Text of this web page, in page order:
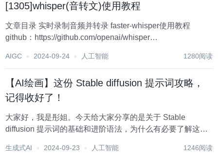
[1305]whisper(音转文)使用教程
文章目录 实时录制音频并转录 faster-whisper使用教程
github：https://github.com/openai/whisper
AIGC 2024-09-24 人工智能 1280阅读
【AI绘画】这份 Stable diffusion 提示词攻略，
记得收好了！
大家好，我是彤姐。今天给大家分享的是关于 Stable
diffusion 提示词的基础和进阶语法，为什么有必要了解这个
有助于我们写出更优秀的提示词；其次就是我们可能会去C
生成式AI 2024-09-23 人工智能 1246阅读